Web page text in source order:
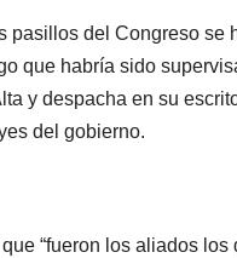
del Congreso se
que habría sido
y despacha en su
del gobierno.
“fueron los aliados